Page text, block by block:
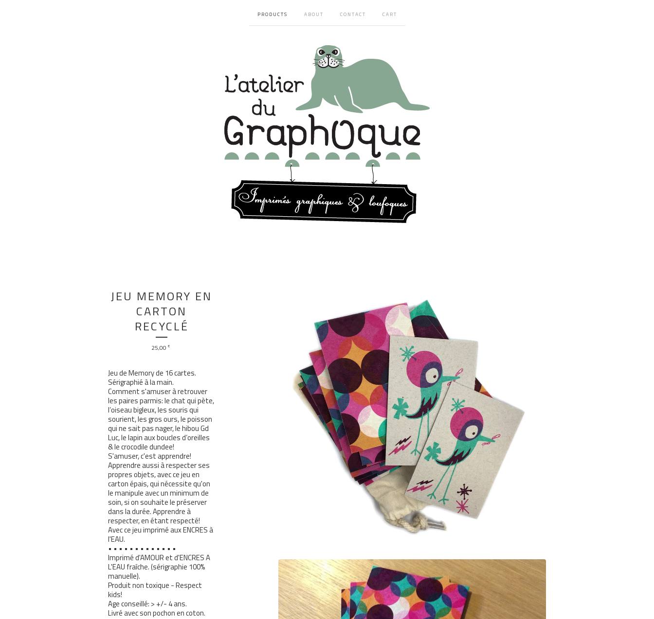
PRODUCTS ABOUT CONTACT CART
JEU MEMORY EN
CARTON
RECYCLÉ
25,00 €
Jeu de Memory de 16 cartes.
Sérigraphié à la main.
Comment s'amuser à retrouver
les paires parmis: le chat qui pète,
l’oiseau bigleux, les souris qui
sourient, les gros ours, le poisson
qui ne sait pas nager, le hibou Gd
Luc, le lapin aux boucles d’oreilles
& le crocodile dundee!
S'amuser, c'est apprendre!
Apprendre aussi à respecter ses
propres objets, avec ce jeu en
carton épais, qui nécessite qu'on
le manipule avec un minimum de
soin, si on souhaite le préserver
dans la durée. Apprendre à
respecter, en étant respecté!
Avec ce jeu imprimé aux ENCRES à
l'EAU.
• • • • • • • • • • • • •
Imprimé d'AMOUR et d'ENCRES A
L'EAU fraîche. (sérigraphie 100%
manuelle).
Produit non toxique - Respect
kids!
Age conseillé: > +/- 4 ans.
Livré avec son pochon en coton.